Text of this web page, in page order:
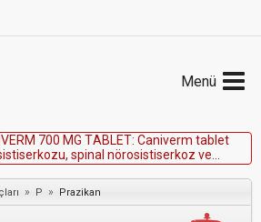
Menü
VERM 700 MG TABLET: Caniverm tab et
istiserkozu, spina nörosistiserkoz ve
iğeryetmezliğindekontrendikedir.
» P » Prazikan